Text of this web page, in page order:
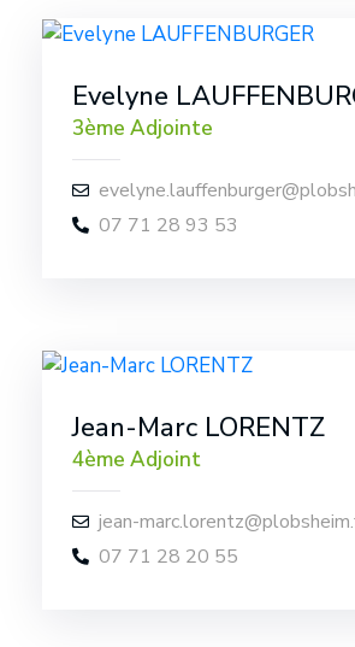
Evelyne
3ème Adjointe
07 71 28 93 53
Jean-Marc LORENTZ
4ème Adjoint
jean-
07 71 28 20 55